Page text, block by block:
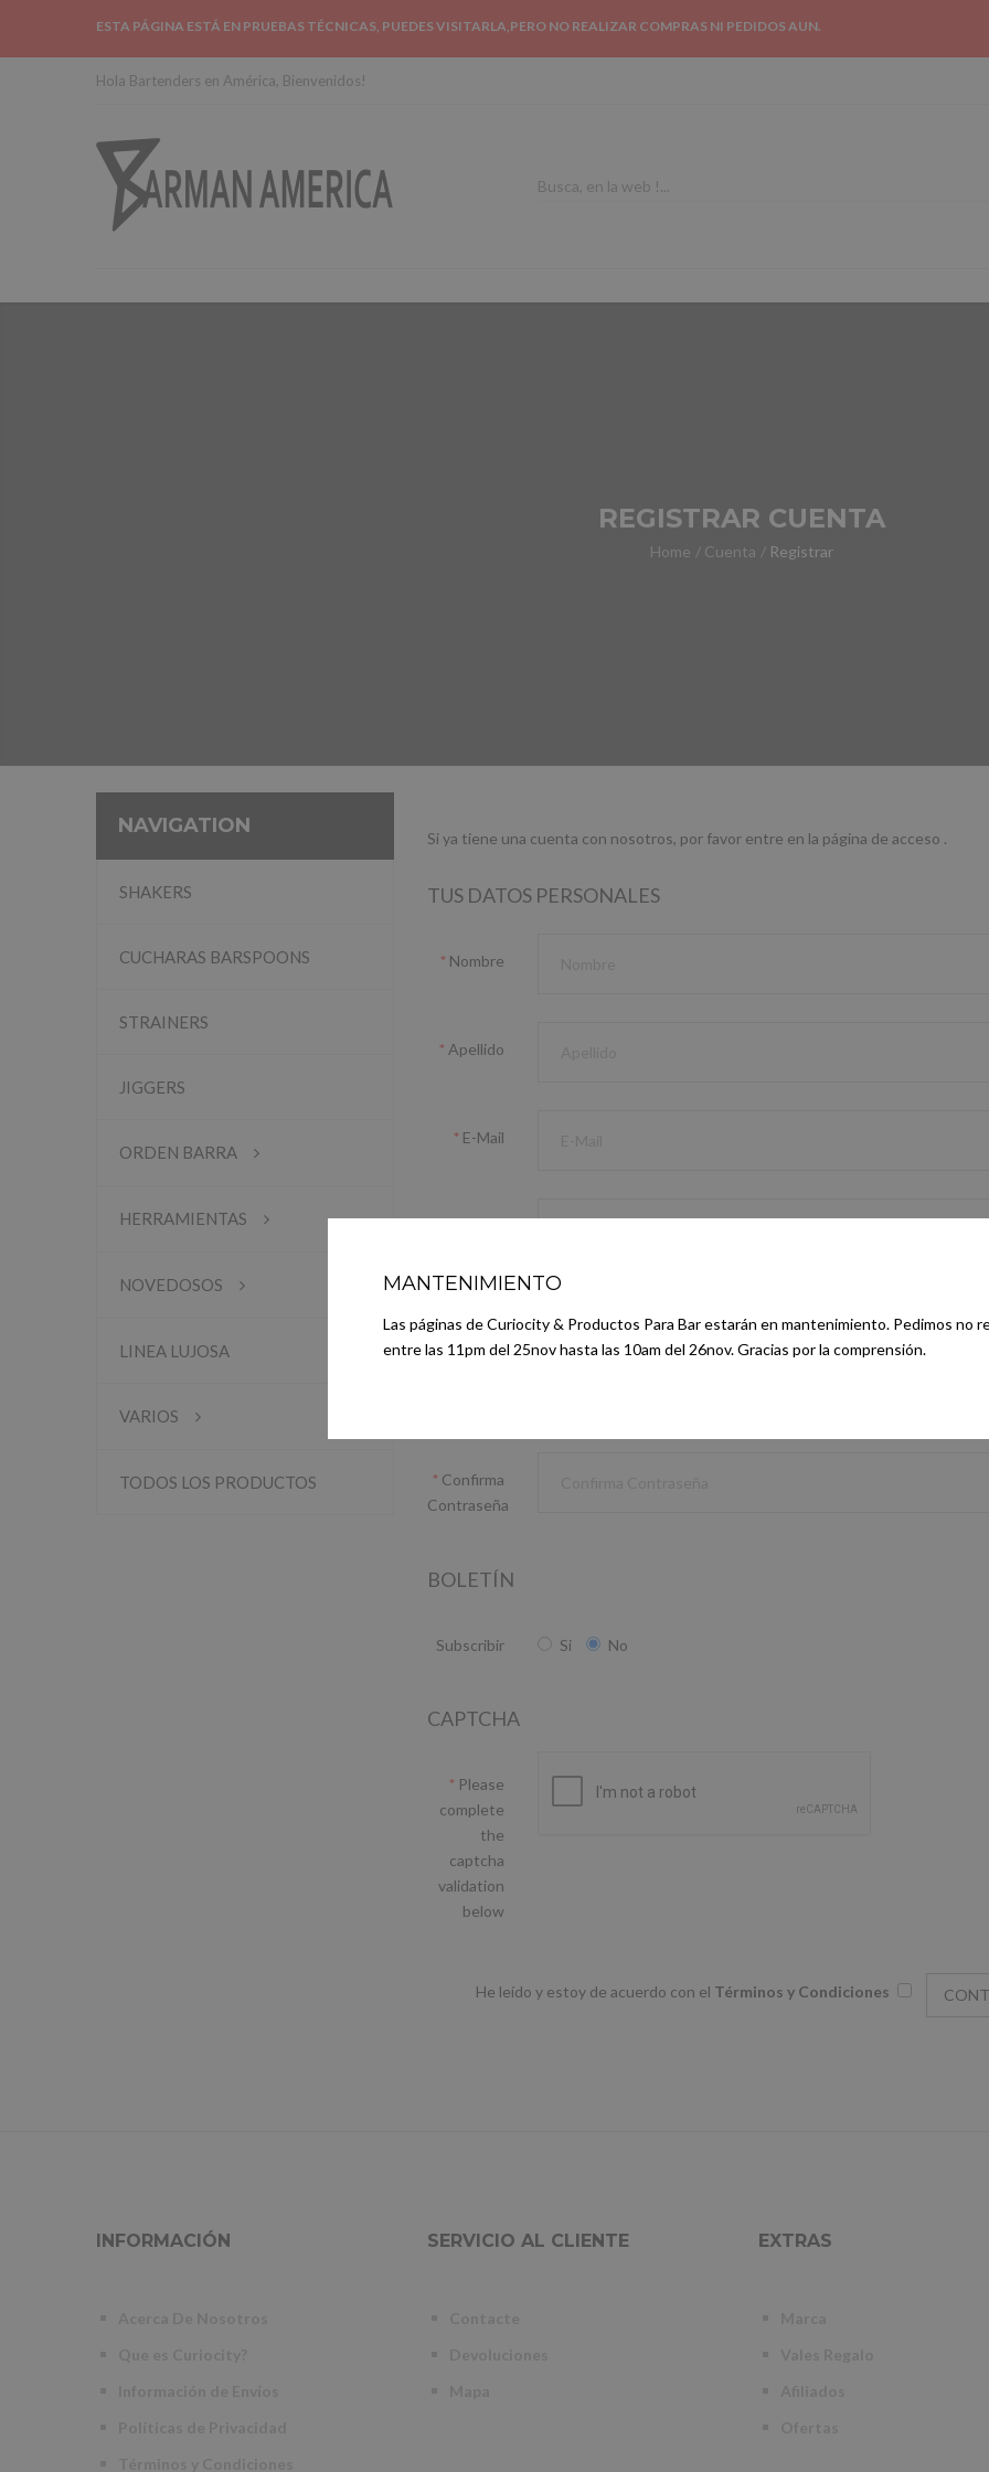
MANTENIMIENTO
Las páginas de Curiocity & Productos Para Bar estarán en mantenimiento. Pedimos no
entre las 11pm del 25nov hasta las 10am del 26nov. Gracias por la comprensión.
ESTA PÁGINA ESTÁ EN PRUEBAS TÉCNICAS, PUEDES VISITARLA,PERO NO REALIZAR COMPRAS NI PEDIDOS AUN.
Hola Bartenders en América, Bienvenidos!
REGISTRAR CUENTA
Home Cuenta Registrar
NAVIGATION
SHAKERS
CUCHARAS BARSPOONS
STRAINERS
JIGGERS
ORDEN BARRA
HERRAMIENTAS
NOVEDOSOS
LINEA LUJOSA
VARIOS
TODOS LOS PRODUCTOS
Si ya tiene una cuenta con nosotros, por favor entre en la página de acceso .
TUS DATOS PERSONALES
Nombre
Apellido
E-Mail
SU CONTRASEÑA
Confirma
Contraseña
BOLETÍN
Subscribir Si No
CAPTCHA
Please
complete
the
captcha
validation
below
He leído y estoy de acuerdo con el Términos y Condiciones
INFORMACIÓN SERVICIO AL CLIENTE EXTRAS